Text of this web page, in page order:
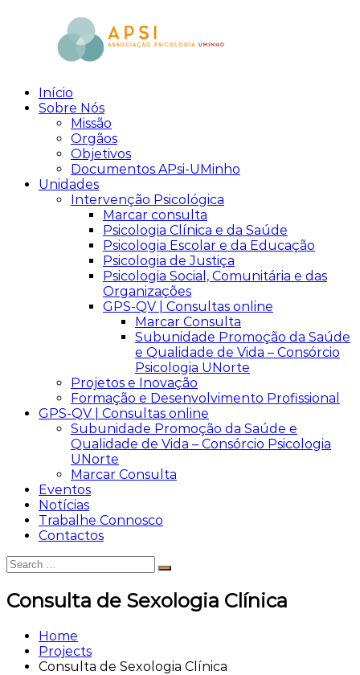
content
aPsi
Associação
Psicologia
Início
Sobre Nós
Missão
Orgãos
Objetivos
Documentos APsi-UMinho
Unidades
Intervenção Psicológica
Marcar consulta
Psicologia Clínica e da Saúde
Psicologia Escolar e da Educação
Psicologia de Justiça
Psicologia Social, Comunitária e das
Organizações
GPS-QV | Consultas online
Marcar Consulta
Subunidade Promoção da Saúde
e Qualidade de Vida – Consórcio
Psicologia UNorte
Projetos e Inovação
Formação e Desenvolvimento Profissional
GPS-QV | Consultas online
Subunidade Promoção da Saúde e
Qualidade de Vida – Consórcio Psicologia
UNorte
Marcar Consulta
Eventos
Notícias
Trabalhe Connosco
Contactos
Search
for:
Search
Consulta de Sexologia Clínica
Home
Projects
Consulta de Sexologia Clínica